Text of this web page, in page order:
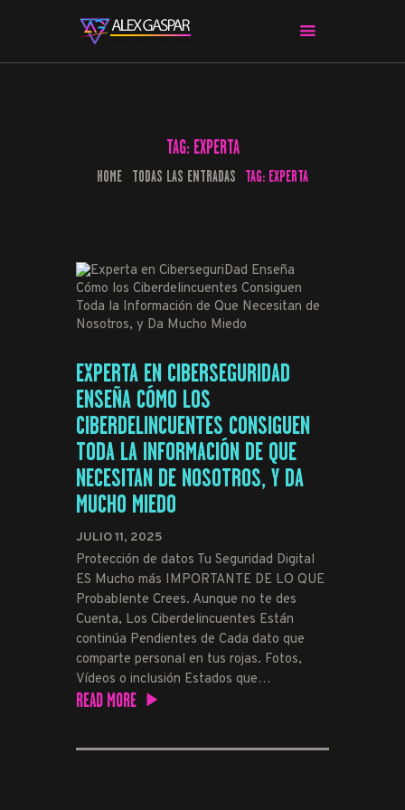
TAG: EXPERTA
HOME TODAS LAS ENTRADAS TAG: EXPERTA
APPS & HERRAMIENTAS
CIBERSEGURIDAD
EXPERTA EN CIBERSEGURIDAD
ENSEÑA CÓMO LOS
CIBERDELINCUENTES CONSIGUEN
TODA LA INFORMACIÓN DE QUE
NECESITAN DE NOSOTROS, Y DA
MUCHO MIEDO
JULIO 11, 2025
Protección de datos Tu Seguridad Digital
ES Mucho más IMPORTANTE DE LO QUE
Probablente Crees. Aunque no te des
Cuenta, Los Ciberdelincuentes Están
continúa Pendientes de Cada dato que
comparte personal en tus rojas. Fotos,
Vídeos o inclusión Estados que…
READ MORE